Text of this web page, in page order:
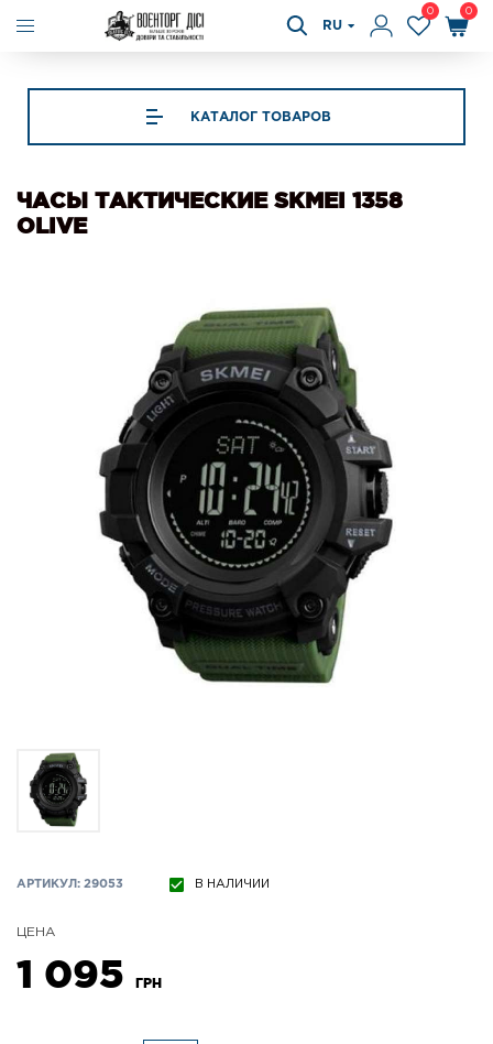
RU
0 0
КАТАЛОГ ТОВАРОВ
ЧАСЫ ТАКТИЧЕСКИЕ SKMEI 1358
OLIVE
АРТИКУЛ: 29053 В НАЛИЧИИ
ЦЕНА
1 095 ГРН